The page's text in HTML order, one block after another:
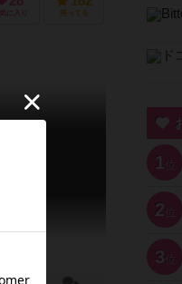
気に入り 持ってる
1 位
2 位
3 位